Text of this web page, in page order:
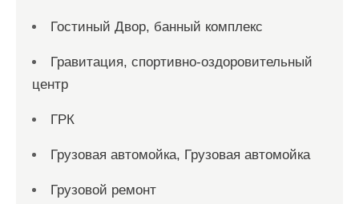
Гостиный Двор, банный комплекс
Гравитация, спортивно-оздоровительный
центр
ГРК
Грузовая автомойка, Грузовая автомойка
Грузовой ремонт